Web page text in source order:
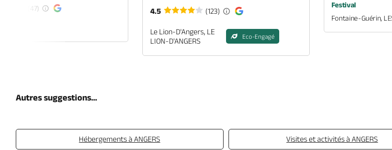
(47)
4.5
(123)
Le Lion-D'Angers, LE
LION-D'ANGERS
Eco-Engagé
Festival
Fontaine-Guérin,
Autres suggestions...
Hébergements à ANGERS Visites et activités à ANGERS